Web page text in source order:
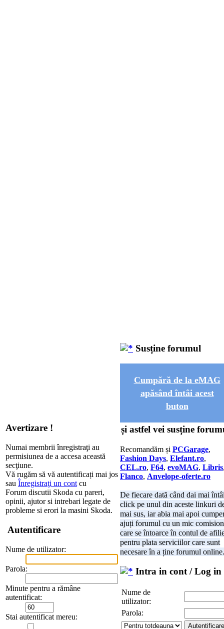
Avertizare !
Numai membrii înregistraţi au
permisiunea de a accesa această
secţiune.
Vă rugăm să vă autentificați mai jos
sau Înregistraţi un cont cu
Forum discutii Skoda cu pareri,
opinii, ajutor si intrebari legate de
probleme si erori la masini Skoda.
Autentificare
Nume de utilizator:
Parola:
Minute pentru a rămâne
autentificat:
Stai autentificat mereu:
Susține forumul
Cumpără de la eMAG
apăsând întâi acest
buton
și astfel vei susține
Recomandăm și PCGarage,
Fashion Days, Elefant.ro,
CEL.ro, F64, evoMAG, Libris
Flanco, Anvelope-oferte.ro
De fiecare dată când dai mai
click pe unul din aceste linkuri
mai sus, iar abia mai apoi
ajuți forumul cu un mic comision
care se întoarce în contul de
pentru plata serviciilor care sunt
necesare în a ține forumul online.
Intra in cont / Log in
Nume de
utilizator:
Parola: